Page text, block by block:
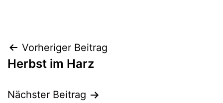
Beitragsnavigation
Vorheriger Beitrag
Herbst im Harz
Nächster Beitrag